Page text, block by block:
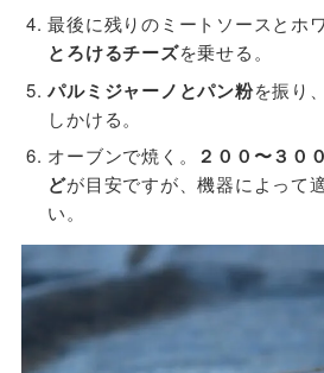
最後に残りのミートソースとホ
とろけるチーズを乗せる。
パルミジャーノとパン粉を振り、
しかける。
オーブンで焼く。
２００〜３０
どが目安ですが、機器によって
い。